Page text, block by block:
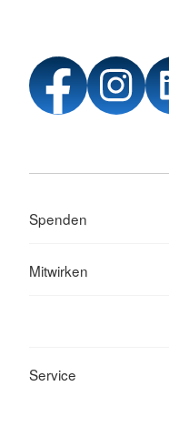
Spenden
Mitwirken
Service